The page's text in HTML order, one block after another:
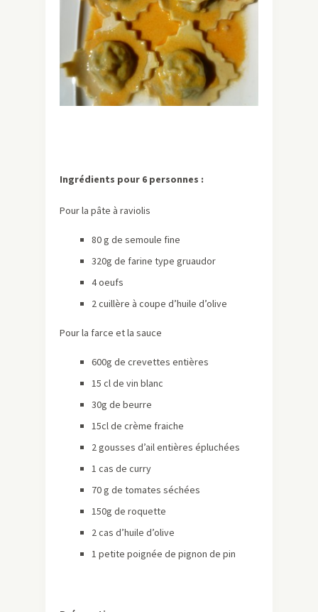
Ingrédients pour 6 personnes :
Pour la pâte à raviolis
80 g de semoule fine
320g de farine type gruaudor
4 oeufs
2 cuillère à coupe d’huile d’olive
Pour la farce et la sauce
600g de crevettes entières
15 cl de vin blanc
30g de beurre
15cl de crème fraiche
2 gousses d’ail entières épluchées
1 cas de curry
70 g de tomates séchées
150g de roquette
2 cas d’huile d’olive
1 petite poignée de pignon de pin